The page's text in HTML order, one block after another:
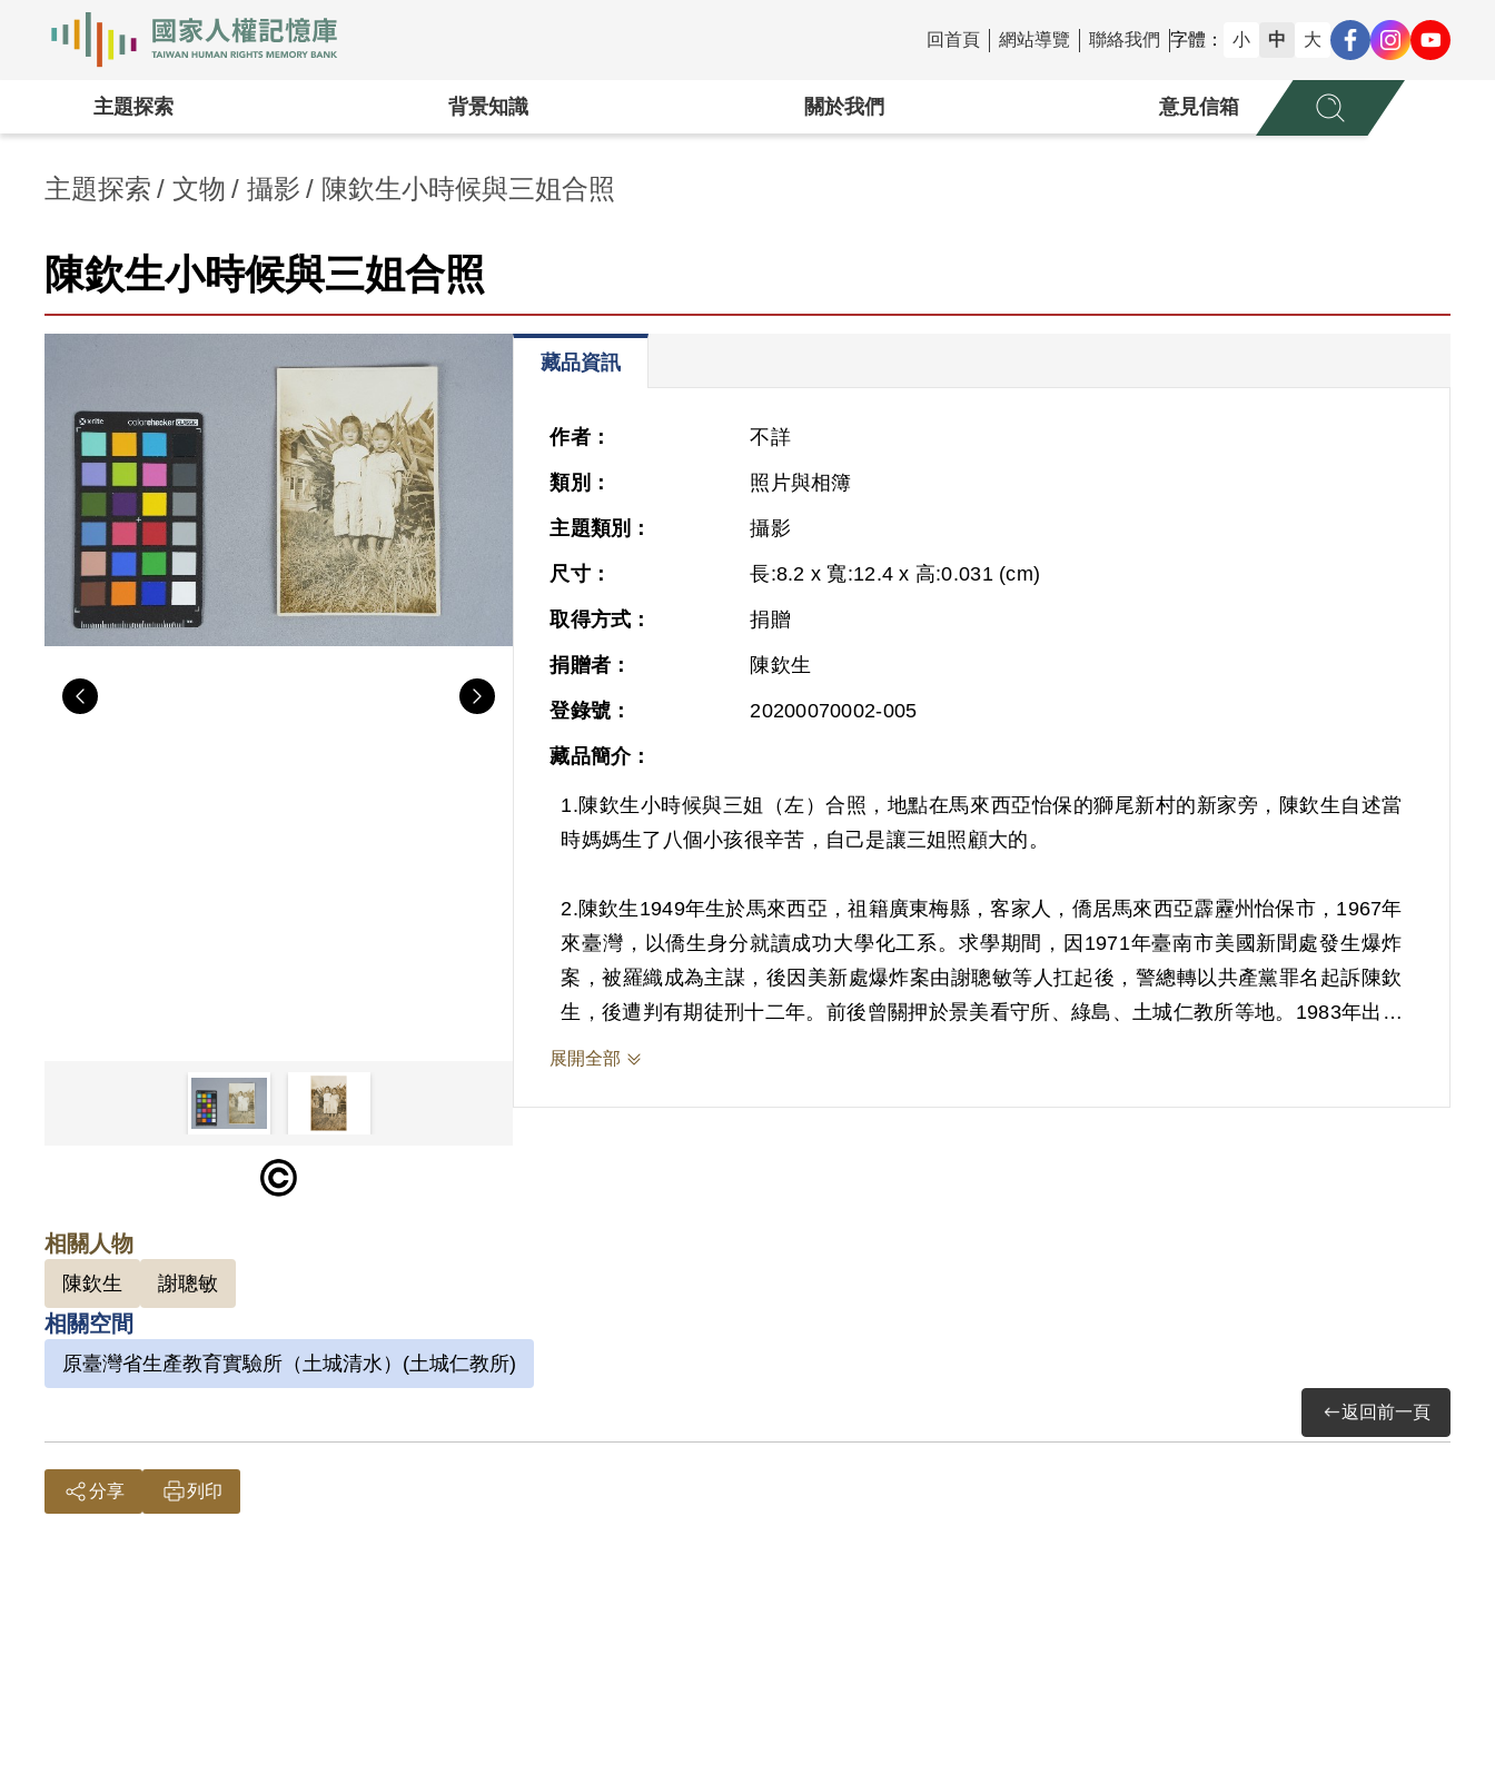
:::
回首頁 網站導覽 聯絡我們 字體： 小 中 大
主題探索 背景知識 關於我們 意見信箱
主題探索 文物 攝影 陳欽生小時候與三姐合照
陳欽生小時候與三姐合照
藏品資訊
作者： 不詳
類別： 照片與相簿
主題類別： 攝影
尺寸： 長:8.2 x 寬:12.4 x 高:0.031 (cm)
取得方式： 捐贈
捐贈者： 陳欽生
登錄號： 20200070002-005
藏品簡介：
1.陳欽生小時候與三姐（左）合照，地點在馬來西亞怡保的獅尾新村的新家旁，陳欽生自述當
時媽媽生了八個小孩很辛苦，自己是讓三姐照顧大的。
2.陳欽生1949年生於馬來西亞，祖籍廣東梅縣，客家人，僑居馬來西亞霹靂州怡保市，1967年
來臺灣，以僑生身分就讀成功大學化工系。求學期間，因1971年臺南市美國新聞處發生爆炸
案，被羅織成為主謀，後因美新處爆炸案由謝聰敏等人扛起後，警總轉以共產黨罪名起訴陳欽
生，後遭判有期徒刑十二年。前後曾關押於景美看守所、綠島、土城仁教所等地。1983年出獄
後因無法獲得護照與身分證，求職困難，經歷過一段困頓的時期，直至1986、1987年陸續取
展開全部
相關人物
陳欽生 謝聰敏
相關空間
原臺灣省生產教育實驗所（土城清水）(土城仁教所)
返回前一頁
分享 列印